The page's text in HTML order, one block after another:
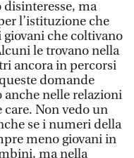
disinteresse, ma
l’istituzione che
che coltivano
le trovano nella
ancora in percorsi
domande
anche nelle relazioni
Non vedo un
se i numeri della
meno giovani in
ma nella